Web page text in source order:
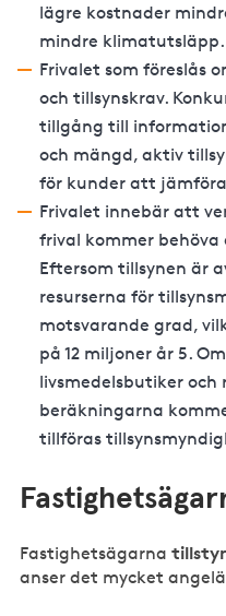
lägre kostnader
mindre klimatutsläpp.
Frivalet som föreslås
och tillsynskrav.
tillgång till
och mängd, aktiv
för kunder att
Frivalet innebär att
frival kommer
Eftersom tillsynen är
resurserna för
motsvarande grad,
på 12 miljoner år 5.
livsmedelsbutiker
beräkningarna
tillföras
Fastighetsägarna
anser det mycket